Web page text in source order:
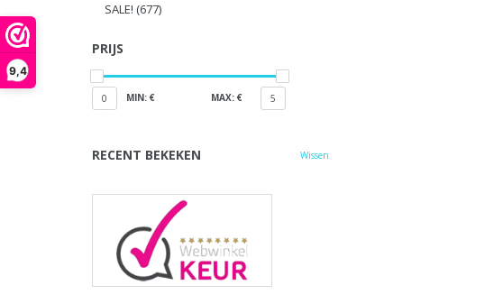
9,4
SALE! (677)
PRIJS
0 MIN: € MAX: € 5
RECENT BEKEKEN Wissen